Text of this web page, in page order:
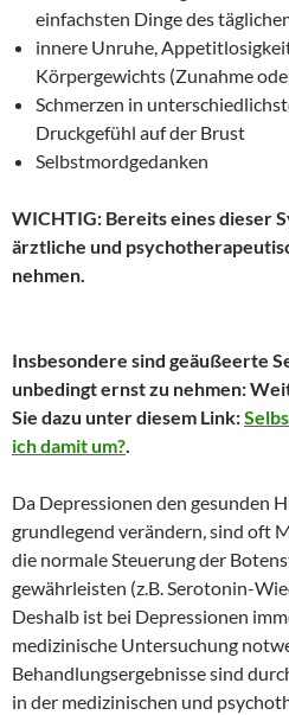
einfachsten Dinge des
innere Unruhe,
Körpergewichts (Zunahme
Schmerzen in
Druckgefühl auf der Brust
Selbstmordgedanken
WICHTIG: Bereits eines dieser
ärztliche und
nehmen.
Insbesondere sind geäußeerte
unbedingt ernst zu nehmen:
Sie dazu unter diesem Link:
ich damit um?.
Da Depressionen den gesunden
grundlegend verändern, sind oft
die normale Steuerung der
gewährleisten (z.B. Serotonin-
Deshalb ist bei Depressionen
medizinische Untersuchung
Behandlungsergebnisse sind
in der medizinischen und